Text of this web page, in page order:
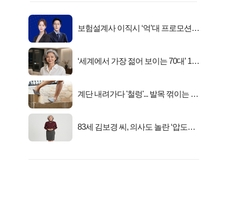
보험설계사 이직시 ‘억’대 프로모션!
‘세계에서 가장 젊어 보이는 70대’ 1위
계단 내려가다 '철렁'... 발목 꺾이는 이
83세 김보경 씨, 의사도 놀란 ‘압도적